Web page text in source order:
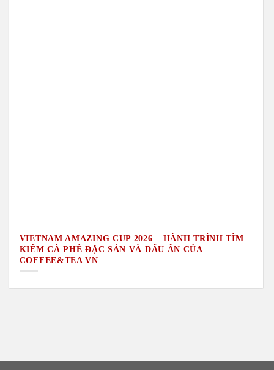
VIETNAM AMAZING CUP 2026 – HÀNH TRÌNH TÌM
KIẾM CÀ PHÊ ĐẶC SẢN VÀ DẤU ẤN CỦA
COFFEE&TEA VN